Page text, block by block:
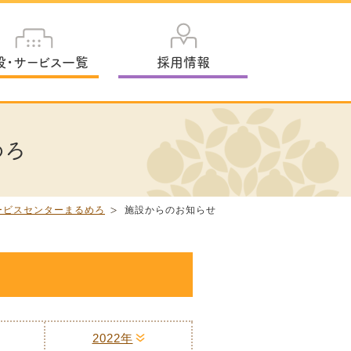
・サービス一覧 採用情報
スセンターまるめろ 施設からのお知らせ
2022年